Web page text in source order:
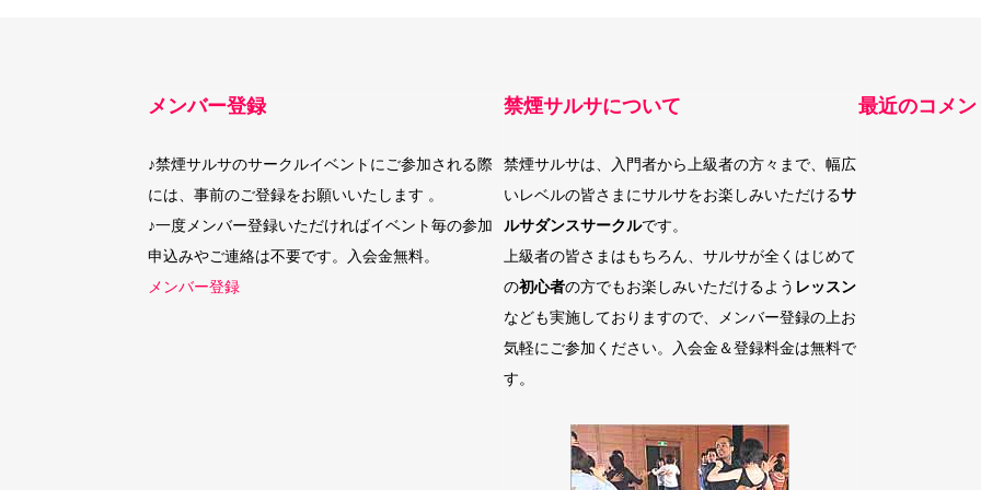
メンバー登録
♪禁煙サルサのサークルイベントにご参加される際
には、事前のご登録をお願いいたします 。
♪一度メンバー登録いただければイベント毎の参加
申込みやご連絡は不要です。入会金無料。
メンバー登録
禁煙サルサについて
禁煙サルサは、入門者から上級者の方々まで、幅広
いレベルの皆さまにサルサをお楽しみいただけるサ
ルサダンスサークルです。
上級者の皆さまはもちろん、サルサが全くはじめて
の初心者の方でもお楽しみいただけるよう レッスン
なども実施しておりますので、メンバー登録の上お
気軽にご参加ください。入会金＆登録料金は無料で
す。
最近のコメン